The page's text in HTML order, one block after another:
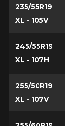
235/55R19
XL - 105V
245/55R19
XL - 107H
255/50R19
XL - 107V